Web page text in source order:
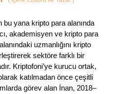
bu yana kripto para alanında
akademisyen ve kripto para
uzmanlığını kripto
sektöre farklı bir
Kriptofoni’ye kurucu ortak,
katılmadan önce çeşitli
görev alan İnan, 2018–